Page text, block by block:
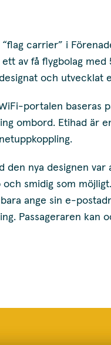
“flag carrier” i
av få flygbolag med
och
portalen baseras
ombord. Etihad är
den nya designen
och smidig som
ange sin e-
Passageraren kan